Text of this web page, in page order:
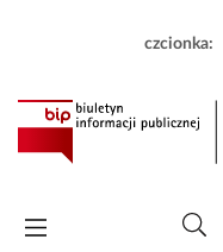
czcionka: